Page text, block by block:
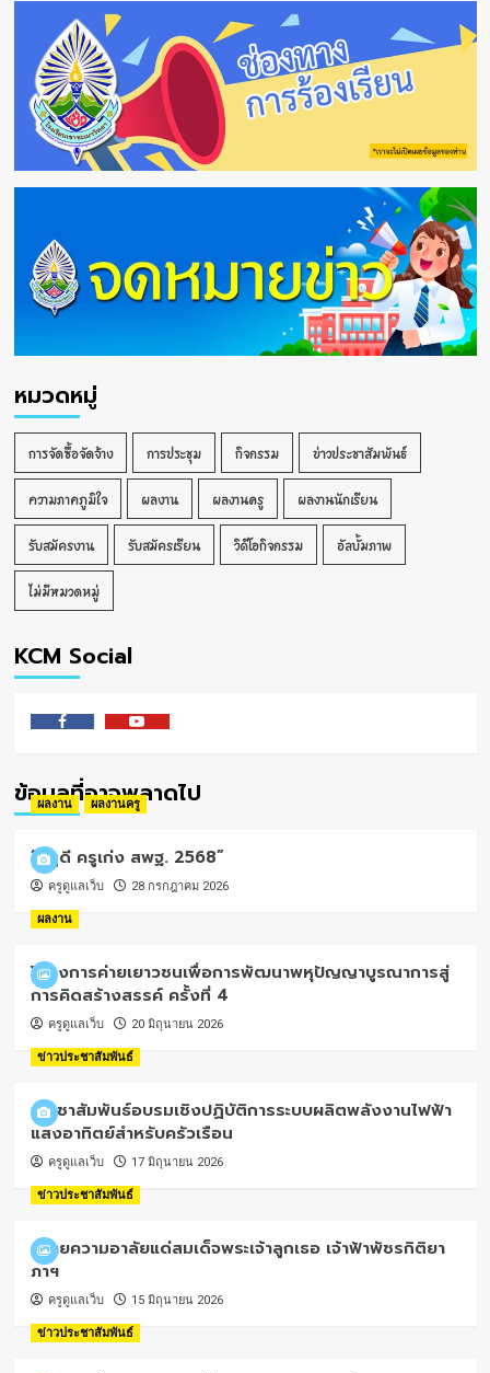
หมวดหมู่
การจัดซื้อจัดจ้าง การประชุม กิจกรรม ข่าวประชาสัมพันธ์
ความภาคภูมิใจ ผลงาน ผลงานครู ผลงานนักเรียน
รับสมัครงาน รับสมัครเรียน วิดีโอกิจกรรม อัลบั้มภาพ
ไม่มีหมวดหมู่
KCM Social
ข้อมูลที่อาจพลาดไป
ผลงาน ผลงานครู
“ครูดี ครูเก่ง สพฐ. 2568”
ครูดูแลเว็บ 28 กรกฎาคม 2026
ผลงาน
โครงการค่ายเยาวชนเพื่อการพัฒนาพหุปัญญาบูรณาการสู่
การคิดสร้างสรรค์ ครั้งที่ 4
ครูดูแลเว็บ 20 มิถุนายน 2026
ข่าวประชาสัมพันธ์
ประชาสัมพันธ์อบรมเชิงปฏิบัติการระบบผลิตพลังงานไฟฟ้า
แสงอาทิตย์สำหรับครัวเรือน
ครูดูแลเว็บ 17 มิถุนายน 2026
ข่าวประชาสัมพันธ์
ถวายความอาลัยแด่สมเด็จพระเจ้าลูกเธอ เจ้าฟ้าพัชรกิติยา
ภาฯ
ครูดูแลเว็บ 15 มิถุนายน 2026
ข่าวประชาสัมพันธ์